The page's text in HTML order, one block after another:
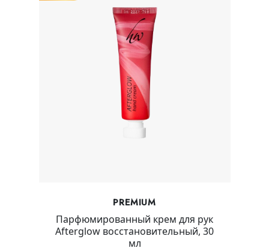
PREMIUM
Парфюмированный крем для рук
Afterglow восстановительный, 30
мл